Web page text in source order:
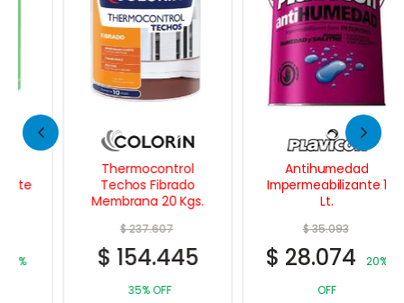
Thermocontrol
Techos Fibrado
Membrana 20 Kgs.
237.607
154.445
35% OFF
Antihumedad
Impermeabilizante 1
35.093
28.074
20%